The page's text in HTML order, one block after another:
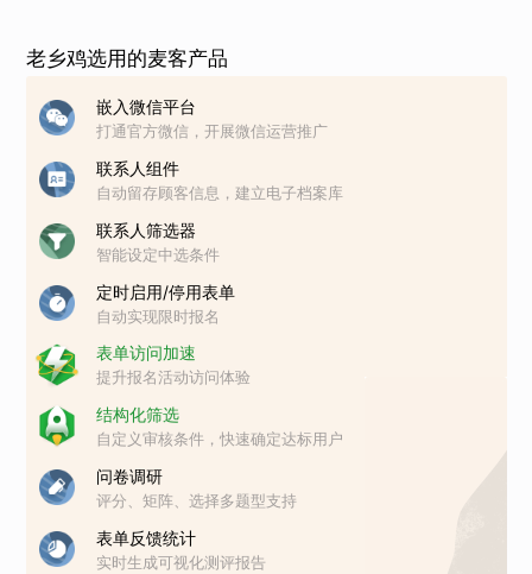
老乡鸡选用的麦客产品
嵌入微信平台
打通官方微信，开展微信运营推广
联系人组件
自动留存顾客信息，建立电子档案库
联系人筛选器
智能设定中选条件
定时启用/停用表单
自动实现限时报名
表单访问加速
提升报名活动访问体验
结构化筛选
自定义审核条件，快速确定达标用户
问卷调研
评分、矩阵、选择多题型支持
表单反馈统计
实时生成可视化测评报告